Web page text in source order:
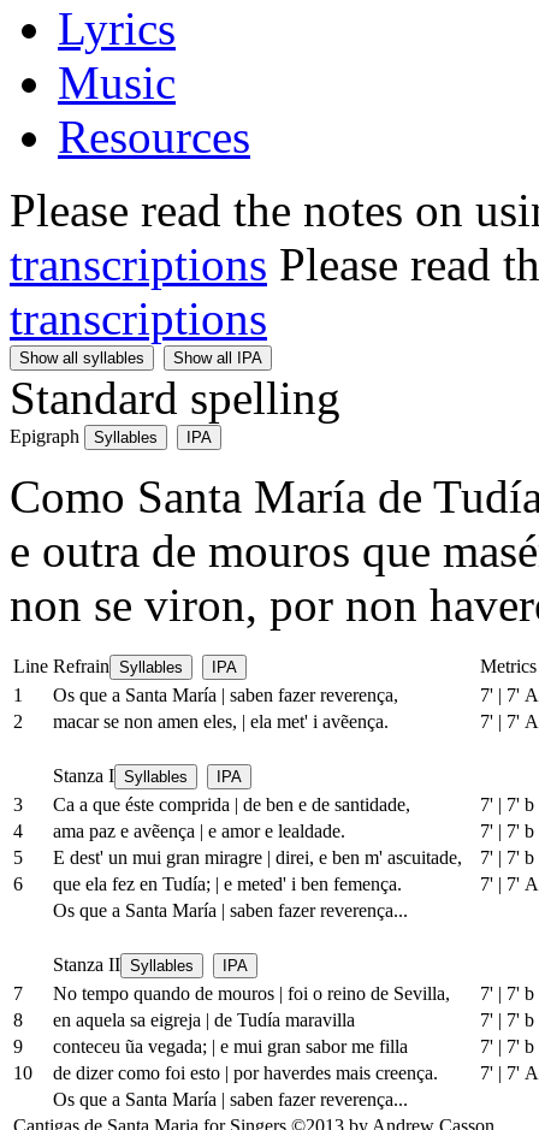
Lyrics
Music
Resources
Please read the notes on
transcriptions Please read
transcriptions
Show all syllables Show all IPA
Standard spelling
Epigraph Syllables IPA
Como Santa María de
e outra de mouros que
non se viron, por non
Line Refrain Syllables IPA
Metrics
1
Os que a Santa María | saben fazer reverença, 7' | 7' A
2
macar se non amen eles, | ela met' i avẽença. 7' | 7' A
Stanza I Syllables IPA
3 Ca a que éste comprida | de ben e de santidade, 7' | 7' b
4
ama paz e avẽença | e amor e lealdade. 7' | 7' b
5
E dest' un mui gran miragre | direi, e ben m' ascuitade, 7' | 7' b
6
que ela fez en Tudía; | e meted' i ben femença. 7' | 7' A
Os que a Santa María | saben fazer reverença...
Stanza II Syllables IPA
7 No tempo quando de mouros | foi o reino de Sevilla, 7' | 7' b
8
en aquela sa eigreja | de Tudía maravilla 7' | 7' b
9
conteceu ũa vegada; | e mui gran sabor me filla 7' | 7' b
10
de dizer como foi esto | por haverdes mais creença. 7' | 7' A
Os que a Santa María | saben fazer reverença...
Cantigas de Santa Maria for Singers ©2013 by Andrew Casson